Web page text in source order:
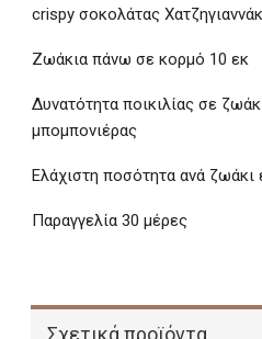
crispy σοκολάτας
Ζωάκια πάνω σε κορμό 10 εκ
Δυνατότητα ποικιλίας σε
μπομπονιέρας
Ελάχιστη ποσότητα ανά ζωάκι
Παραγγελία 30 μέρες
Σχετικά προϊόντα